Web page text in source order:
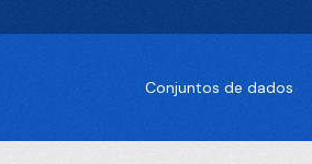
Conjuntos de dados